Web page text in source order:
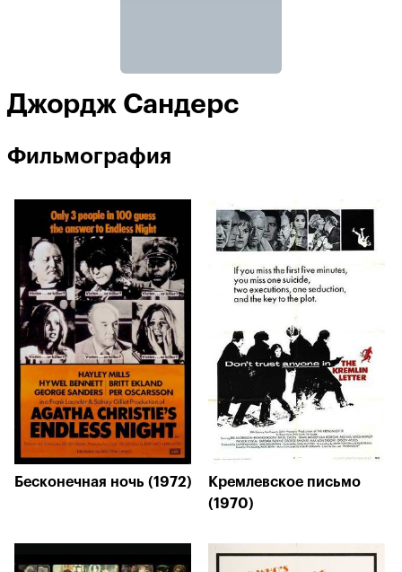
Джордж Сандерс
Фильмография
Бесконечная ночь (1972)
Кремлевское письмо
(1970)